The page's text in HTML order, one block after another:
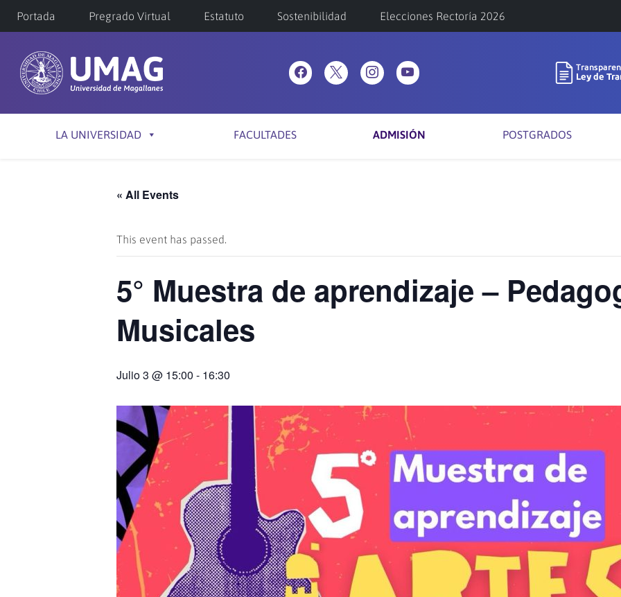
Portada Pregrado Virtual Estatuto Sostenibilidad Elecciones Rectoría 2026
LA UNIVERSIDAD FACULTADES ADMISIÓN POSTGRADOS
« All Events
This event has passed.
5° Muestra de aprendizaje –
Musicales
Julio 3 @ 15:00 - 16:30